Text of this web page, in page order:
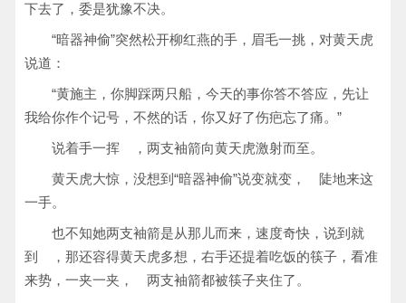
下去了，委是犹豫不决。
“暗器神偷”突然松开柳红燕的手，眉毛一挑，对黄天虎
说道：
“黄施主，你脚踩两只船，今天的事你答不答应，先让
我给你作个记号，不然的话，你又好了伤疤忘了痛。”
说着手一挥 ，两支袖箭向黄天虎激射而至。
黄天虎大惊，没想到“暗器神偷”说变就变， 陡地来这
一手。
也不知她两支袖箭是从那儿而来，速度奇快，说到就
到 ，那还容得黄天虎多想，右手还提着吃饭的筷子，看准
来势，一夹一夹， 两支袖箭都被筷子夹住了。